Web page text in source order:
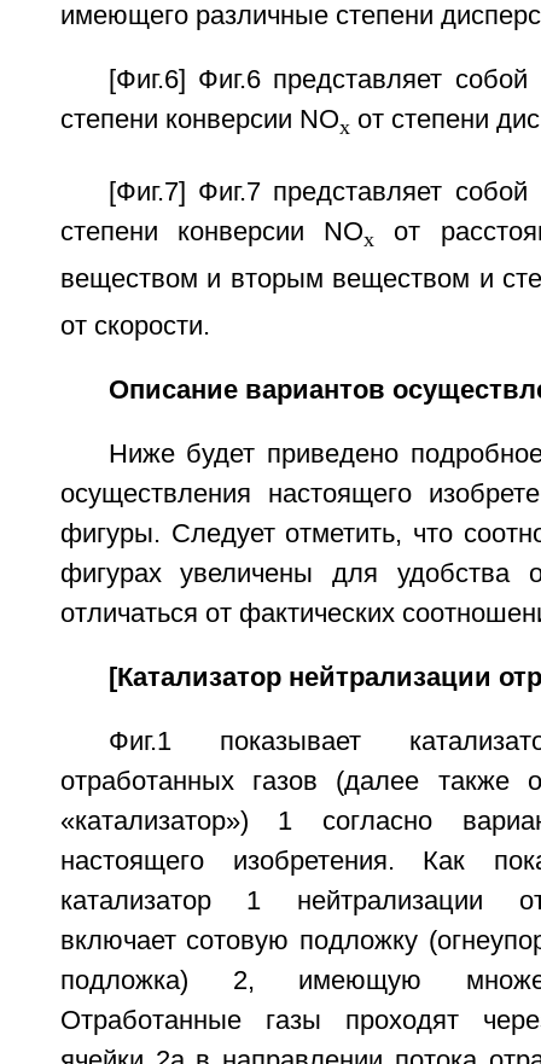
имеющего различные степени
[Фиг.6] Фиг.6 представляет
степени конверсии NOxот степени
[Фиг.7] Фиг.7 представляет
степени конверсии NOx
от
веществом и вторым веществом и
от скорости.
Описание вариантов
Ниже будет приведено
осуществления настоящего
фигуры. Следует отметить, что
фигурах увеличены для удобства
отличаться от фактических
[Катализатор нейтрализации
Фиг.1 показывает
отработанных газов (далее также
«катализатор») 1 согласно
настоящего изобретения. Как
катализатор 1 нейтрализации
включает сотовую подложку
подложка) 2, имеющую
Отработанные газы проходят